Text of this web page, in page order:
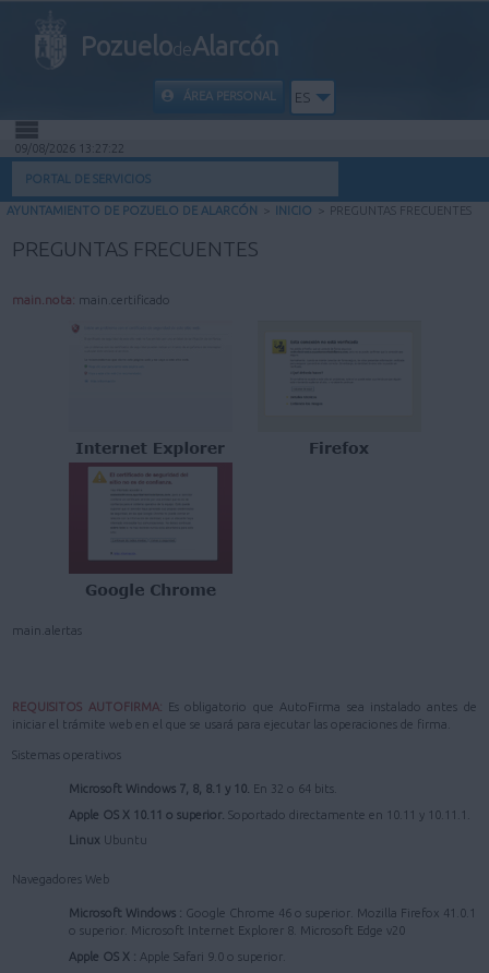
PozuelodeAlarcón
ÁREA PERSONAL ES
INICIO
INFORMACIÓN MUNICIPAL
09/08/2026 13:27:23
PORTAL DE SERVICIOS
AYUNTAMIENTO DE POZUELO DE ALARCÓN > INICIO > PREGUNTAS FRECUENTES
PREGUNTAS FRECUENTES
main.nota: main.certificado
main.alertas
REQUISITOS AUTOFIRMA: Es obligatorio que AutoFirma sea instalado antes de
iniciar el trámite web en el que se usará para ejecutar las operaciones de firma.
Sistemas operativos
Microsoft Windows 7, 8, 8.1 y 10. En 32 o 64 bits.
Apple OS X 10.11 o superior. Soportado directamente en 10.11 y 10.11.1.
Linux Ubuntu
Navegadores Web
Microsoft Windows : Google Chrome 46 o superior. Mozilla Firefox 41.0.1
o superior. Microsoft Internet Explorer 8. Microsoft Edge v20
Apple OS X : Apple Safari 9.0 o superior.